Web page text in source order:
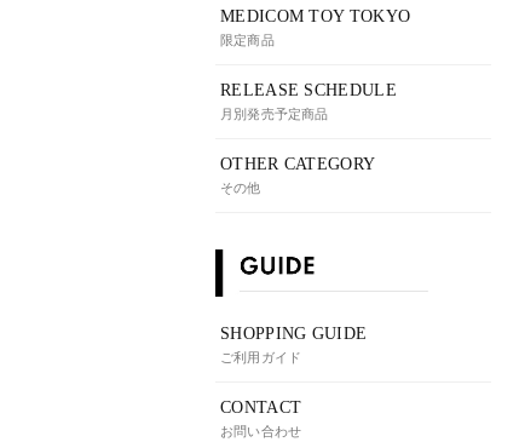
MEDICOM TOY TOKYO
限定商品
RELEASE SCHEDULE
月別発売予定商品
OTHER CATEGORY
その他
SHOPPING GUIDE
ご利用ガイド
CONTACT
お問い合わせ